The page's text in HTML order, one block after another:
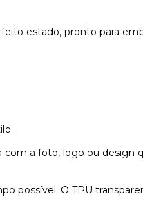
estado, pronto para
a foto, logo ou design
possível. O TPU